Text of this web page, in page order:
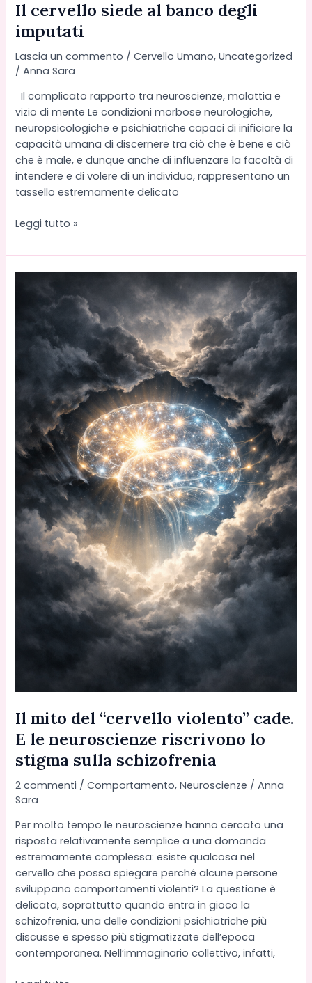
Il cervello siede al banco degli
imputati
Lascia un commento /Cervello Umano,Uncategorized
/Anna Sara
Il complicato rapporto tra neuroscienze, malattia e
vizio di mente Le condizioni morbose neurologiche,
neuropsicologiche e psichiatriche capaci di inificiare la
capacità umana di discernere tra ciò che è bene e ciò
che è male, e dunque anche di influenzare la facoltà di
intendere e di volere di un individuo, rappresentano un
tassello estremamente delicato
Il
siede
al
imputati
Leggi tutto »
Il mito del “cervello violento” cade.
E le neuroscienze riscrivono lo
stigma sulla schizofrenia
2 commenti /Comportamento,Neuroscienze /Anna
Sara
Per molto tempo le neuroscienze hanno cercato una
risposta relativamente semplice a una domanda
estremamente complessa: esiste qualcosa nel
cervello che possa spiegare perché alcune persone
sviluppano comportamenti violenti? La questione è
delicata, soprattutto quando entra in gioco la
schizofrenia, una delle condizioni psichiatriche più
discusse e spesso più stigmatizzate dell’epoca
contemporanea. Nell’immaginario collettivo, infatti,